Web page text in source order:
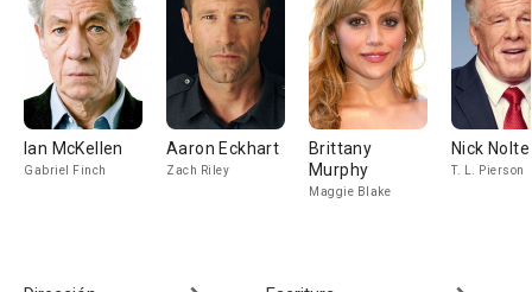
Ian McKellen
Gabriel Finch
Aaron Eckhart
Zach Riley
Brittany
Murphy
Maggie Blake
Nick Nolte
T. L. Pierson